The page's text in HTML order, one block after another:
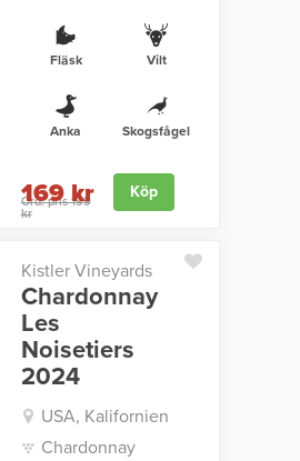
Fläsk Vilt
Anka Skogsfågel
Ord. pris 199
kr
169 kr Köp
Kistler Vineyards
Chardonnay
Les
Noisetiers
2024
USA, Kalifornien
Chardonnay